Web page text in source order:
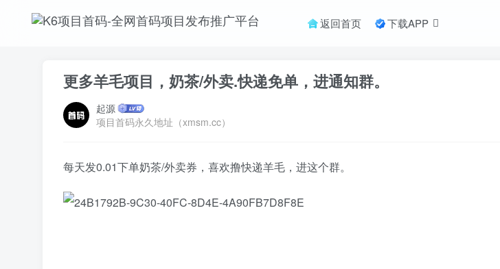
返回首页 下载APP
更多羊毛项目，奶茶/外卖.快递免单，进通知群。
起源
项目首码永久地址（xmsm.cc）
每天发0.01下单奶茶/外卖券，喜欢撸快递羊毛，进这个群。